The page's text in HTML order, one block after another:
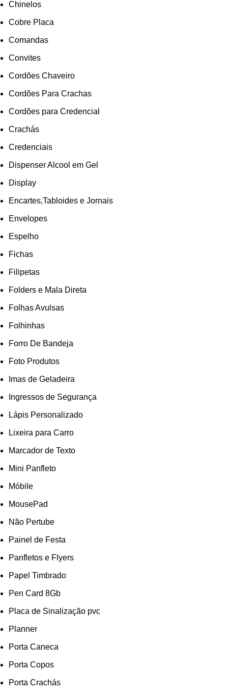
Chinelos
Cobre Placa
Comandas
Convites
Cordões Chaveiro
Cordões Para Crachas
Cordões para Credencial
Crachás
Credenciais
Dispenser Alcool em Gel
Display
Encartes,Tabloides e Jornais
Envelopes
Espelho
Fichas
Filipetas
Folders e Mala Direta
Folhas Avulsas
Folhinhas
Forro De Bandeja
Foto Produtos
Imas de Geladeira
Ingressos de Segurança
Lápis Personalizado
Lixeira para Carro
Marcador de Texto
Mini Panfleto
Móbile
MousePad
Não Pertube
Painel de Festa
Panfletos e Flyers
Papel Timbrado
Pen Card 8Gb
Placa de Sinalização pvc
Planner
Porta Caneca
Porta Copos
Porta Crachás